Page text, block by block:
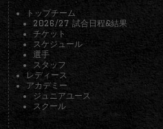
トップチーム
2026/27 試合日程&結果
チケット
スケジュール
選手
スタッフ
レディース
アカデミー
ジュニアユース
スクール